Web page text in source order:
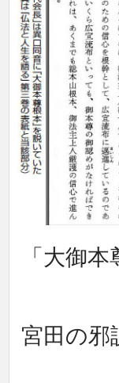
「大御
宮田の邪